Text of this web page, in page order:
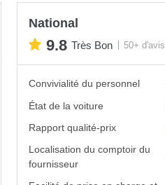
National
9.8 Très Bon 50+ d'avis
Convivialité du personnel
État de la voiture
Rapport qualité-prix
Localisation du comptoir du
fournisseur